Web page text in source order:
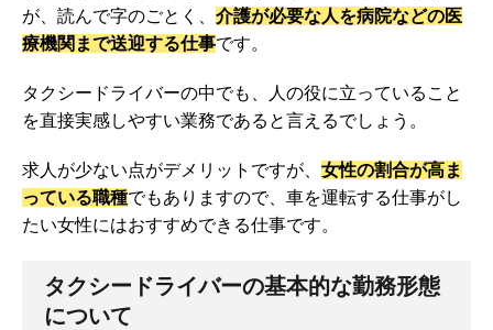
が、読んで字のごとく、 介護が必要な人を病院などの医
療機関まで送迎する仕事です。
タクシードライバーの中でも、人の役に立っていること
を直接実感しやすい業務であると言えるでしょう。
求人が少ない点がデメリットですが、 女性の割合が高ま
っている職種でもありますので、車を運転する仕事がし
たい女性にはおすすめできる仕事です。
タクシードライバーの基本的な勤務形態
について